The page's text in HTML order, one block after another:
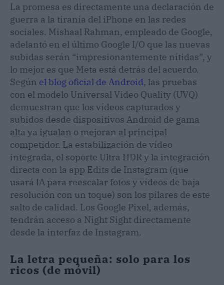
La promesa es directamente una declaración de
guerra a la tiranía del iPhone en las redes
sociales. Mishaal Rahman, empleado de Google,
adelantó en el último Google I/O que las nuevas
subidas serán “impresionantemente nítidas”, y
lo mejor es que Meta está detrás del acuerdo.
Según el blog oficial de Android, las pruebas
con el modelo Universal Video Quality (UVQ)
demuestran que los vídeos capturados y
subidos desde dispositivos Android de gama
alta ya igualan o mejoran al principal
competidor. La estabilización de vídeo
integrada, el soporte Ultra HDR y la integración
directa con la app Edits de Instagram (que
usará IA para reescalar fotos y vídeos de baja
resolución con un toque) son los pilares de este
salto de calidad. Los Google Pixel, además,
tendrán acceso a Night Sight directamente
desde la interfaz de Instagram.
La letra pequeña: solo para los
ricos (de móvil)